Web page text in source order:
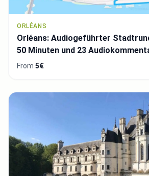
ORLÉANS
Orléans: Audiogeführter
50 Minuten und 23
From 5€